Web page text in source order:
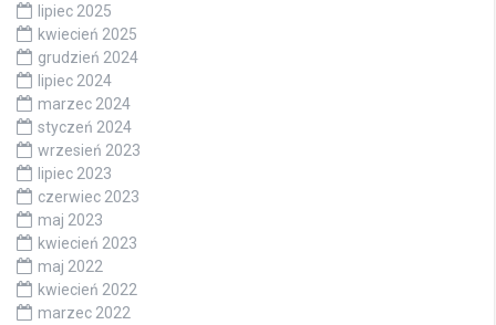
lipiec 2025
kwiecień 2025
grudzień 2024
lipiec 2024
marzec 2024
styczeń 2024
wrzesień 2023
lipiec 2023
czerwiec 2023
maj 2023
kwiecień 2023
maj 2022
kwiecień 2022
marzec 2022